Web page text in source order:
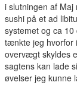
i slutningen af
sushi på et ad
systemet og ca
tænkte jeg hvorfor
overvægt skyldes
sagtens kan lade
øvelser jeg kunne